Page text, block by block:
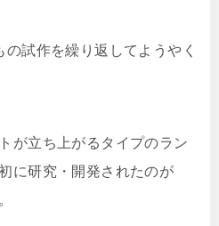
試作を繰り返してようやく
が立ち上がるタイプのラン
に研究・開発されたのが